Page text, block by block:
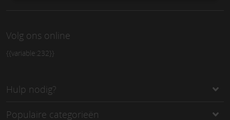
Volg ons online
{{variable:232}}
Hulp nodig?
Populaire categorieën